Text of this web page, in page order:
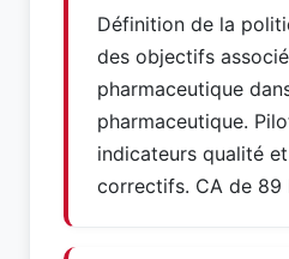
Définition de la
des objectifs
pharmaceutique
pharmaceutique.
indicateurs qualité
correctifs. CA de 89